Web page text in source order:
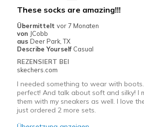
These socks are amazing!!!
Übermittelt vor 7 Monaten
von JCobb
aus Deer Park, TX
Describe Yourself Casual
REZENSIERT BEI
skechers.com
I needed something to wear with
perfect! And talk about soft and silky! I
them with my sneakers as well. I love
just ordered 2 more sets.